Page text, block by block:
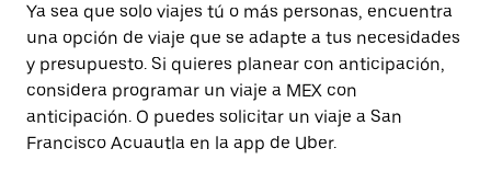
Ya sea que solo viajes tú o más personas, encuentra
una opción de viaje que se adapte a tus necesidades
y presupuesto. Si quieres planear con anticipación,
considera programar un viaje a MEX con
anticipación. O puedes solicitar un viaje a San
Francisco Acuautla en la app de Uber.